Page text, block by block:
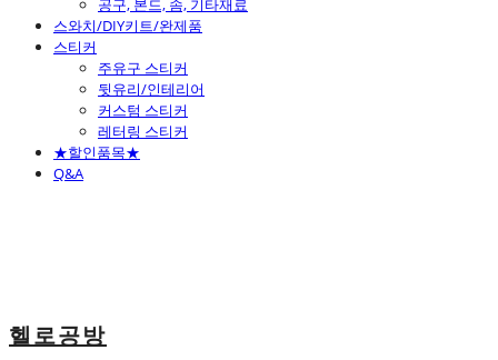
공구, 본드, 솜, 기타재료
스와치/DIY키트/완제품
스티커
주유구 스티커
뒷유리/인테리어
커스텀 스티커
레터링 스티커
★할인품목★
Q&A
헬로공방